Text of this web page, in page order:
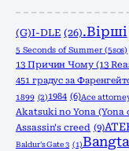
(G)I-DLE (26).Вірші
5 Seconds of Summer (5sos)
13 Причин Чому (13
451 градус за
1899 (2)1984 (6)Ace attorney
Akatsuki no Yona (Yona
Assassin's creed (9)
Baldur's Gate 3 (1)